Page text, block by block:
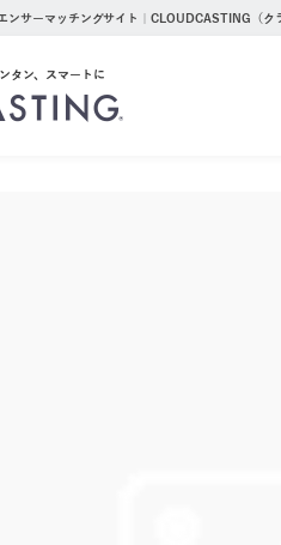
ンサーマッチングサイト｜CLOUDCASTING（ク
タン、スマートに